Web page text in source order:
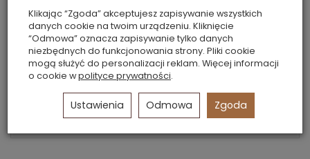
KOLOR:
ZIELONY
ROZMIAR:
L
POJEMNOŚĆ:
40 L
SZEROKOŚĆ:
GŁEBOKOŚĆ:
40 CM
Klikając “Zgoda” akceptujesz zapisywanie wszystkich
danych cookie na twoim urządzeniu. Kliknięcie
“Odmowa” oznacza zapisywanie tylko danych
niezbędnych do funkcjonowania strony. Pliki cookie
mogą służyć do personalizacji reklam. Więcej informacji
o cookie wpolityce prywatności.
Ustawienia Odmowa Zgoda